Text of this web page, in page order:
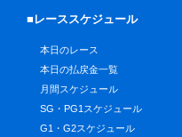
■レーススケジュール
本日のレース
本日の払戻金一覧
月間スケジュール
SG・PG1スケジュール
G1・G2スケジュール